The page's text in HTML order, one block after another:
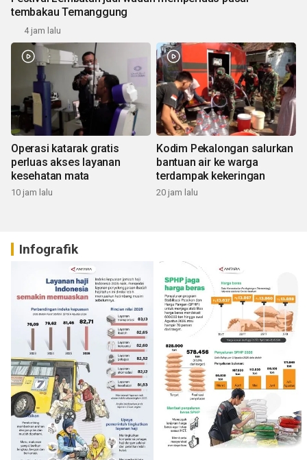
tembakau Temanggung
4 jam lalu
Operasi katarak gratis
perluas akses layanan
kesehatan mata
10 jam lalu
Kodim Pekalongan salurkan
bantuan air ke warga
terdampak kekeringan
20 jam lalu
Infografik